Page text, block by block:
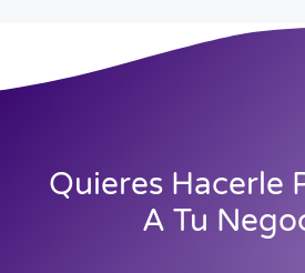
Quieres Hacerle
A Tu